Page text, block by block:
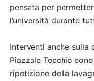
pensata per
l’università durante
Interventi anche sulla
Piazzale Tecchio
ripetizione della